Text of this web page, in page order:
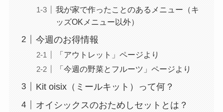
我が家で作ったことのあるメニュー（キ
ッズOKメニュー以外）
今週のお得情報
「アウトレット」ページより
「今週の野菜とフルーツ」ページより
Kit oisix（ミールキット）って何？
オイシックスのおためしセットとは？